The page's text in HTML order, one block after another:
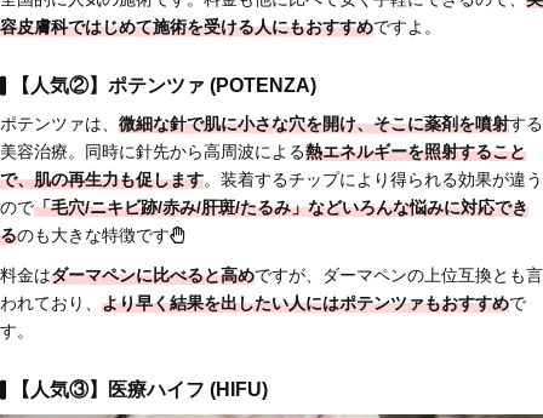
容皮膚科ではじめて施術を受ける人にもおすすめですよ。
【人気②】ポテンツァ (POTENZA)
ポテンツァは、 微細な針で肌に小さな穴を開け、そこに薬剤を噴射する
美容治療。同時に針先から高周波による熱エネルギーを照射すること
で、肌の再生力も促します。装着するチップにより得られる効果が違う
ので「毛穴/ニキビ跡/赤み/肝斑/たるみ」などいろんな悩みに対応でき
るのも大きな特徴です
料金はダーマペンに比べると高めですが、ダーマペンの上位互換とも言
われており、 より早く結果を出したい人にはポテンツァもおすすめで
す。
【人気③】医療ハイフ (HIFU)